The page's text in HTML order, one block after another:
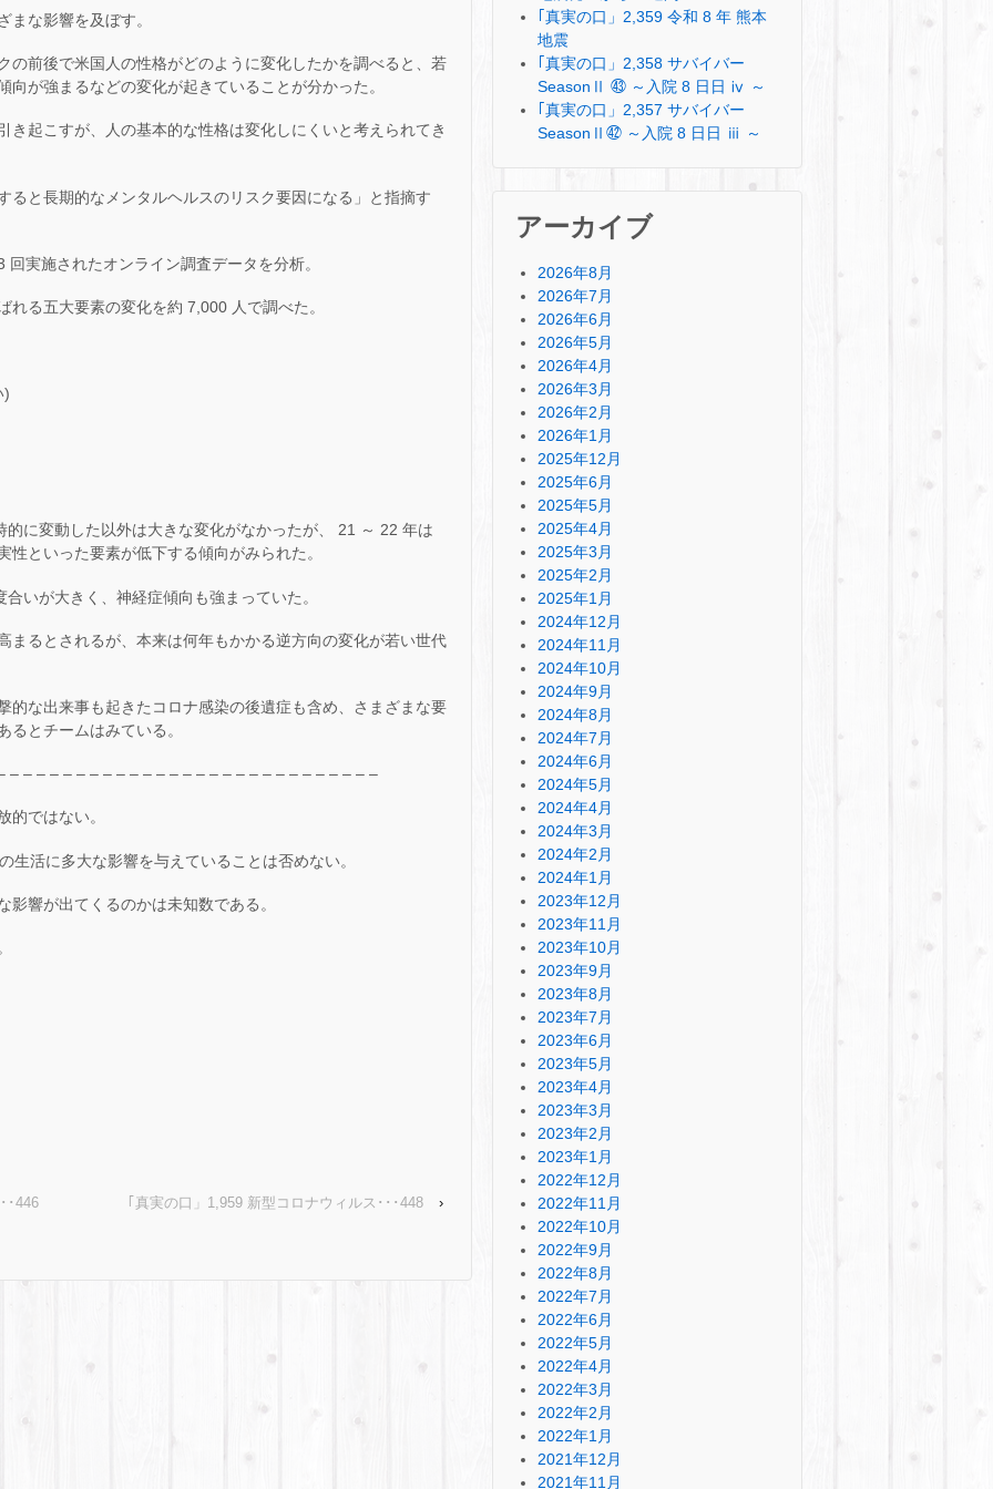
まな影響を及ぼす。
の前後で米国人の性格がどのように変化したかを調べると、若
が強まるなどの変化が起きていることが分かった。
き起こすが、人の基本的な性格は変化しにくいと考えられてき
ると長期的なメンタルヘルスのリスク要因になる」と指摘す
実施されたオンライン調査データを分析。
る五大要素の変化を約 7,000 人で調べた。
)
に変動した以外は大きな変化がなかったが、 21 ～ 22 年は
といった要素が低下する傾向がみられた。
いが大きく、神経症傾向も強まっていた。
まるとされるが、本来は何年もかかる逆方向の変化が若い世代
的な出来事も起きたコロナ感染の後遺症も含め、さまざまな要
とチームはみている。
– – – – – – – – – – – – – – – – – – – – – – – – – – – –
的ではない。
生活に多大な影響を与えていることは否めない。
響が出てくるのかは未知数である。
･446 ｢真実の口」1,959 新型コロナウィルス･･･448 ›
｢真実の口」2,359 令和 8 年 熊本
地震
｢真実の口」2,358 サバイバー
SeasonⅡ ㊸ ～入院 8 日日 ⅳ ～
｢真実の口」2,357 サバイバー
SeasonⅡ㊷ ～入院 8 日日 ⅲ ～
アーカイブ
2026年8月
2026年7月
2026年6月
2026年5月
2026年4月
2026年3月
2026年2月
2026年1月
2025年12月
2025年6月
2025年5月
2025年4月
2025年3月
2025年2月
2025年1月
2024年12月
2024年11月
2024年10月
2024年9月
2024年8月
2024年7月
2024年6月
2024年5月
2024年4月
2024年3月
2024年2月
2024年1月
2023年12月
2023年11月
2023年10月
2023年9月
2023年8月
2023年7月
2023年6月
2023年5月
2023年4月
2023年3月
2023年2月
2023年1月
2022年12月
2022年11月
2022年10月
2022年9月
2022年8月
2022年7月
2022年6月
2022年5月
2022年4月
2022年3月
2022年2月
2022年1月
2021年12月
2021年11月